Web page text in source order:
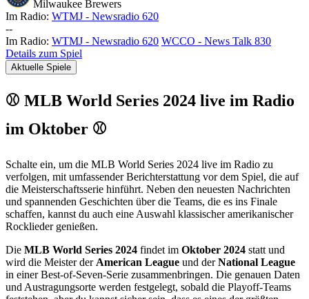
Milwaukee Brewers
Im Radio: WTMJ - Newsradio 620
--
Im Radio: WTMJ - Newsradio 620 WCCO - News Talk 830
Details zum Spiel
Aktuelle Spiele
⚾ MLB World Series 2024 live im Radio
im Oktober ⚾
Schalte ein, um die MLB World Series 2024 live im Radio zu
verfolgen, mit umfassender Berichterstattung vor dem Spiel, die auf
die Meisterschaftsserie hinführt. Neben den neuesten Nachrichten
und spannenden Geschichten über die Teams, die es ins Finale
schaffen, kannst du auch eine Auswahl klassischer amerikanischer
Rocklieder genießen.
Die MLB World Series 2024 findet im Oktober 2024 statt und
wird die Meister der American League und derNational League
in einer Best-of-Seven-Serie zusammenbringen. Die genauen Daten
und Austragungsorte werden festgelegt, sobald die Playoff-Teams